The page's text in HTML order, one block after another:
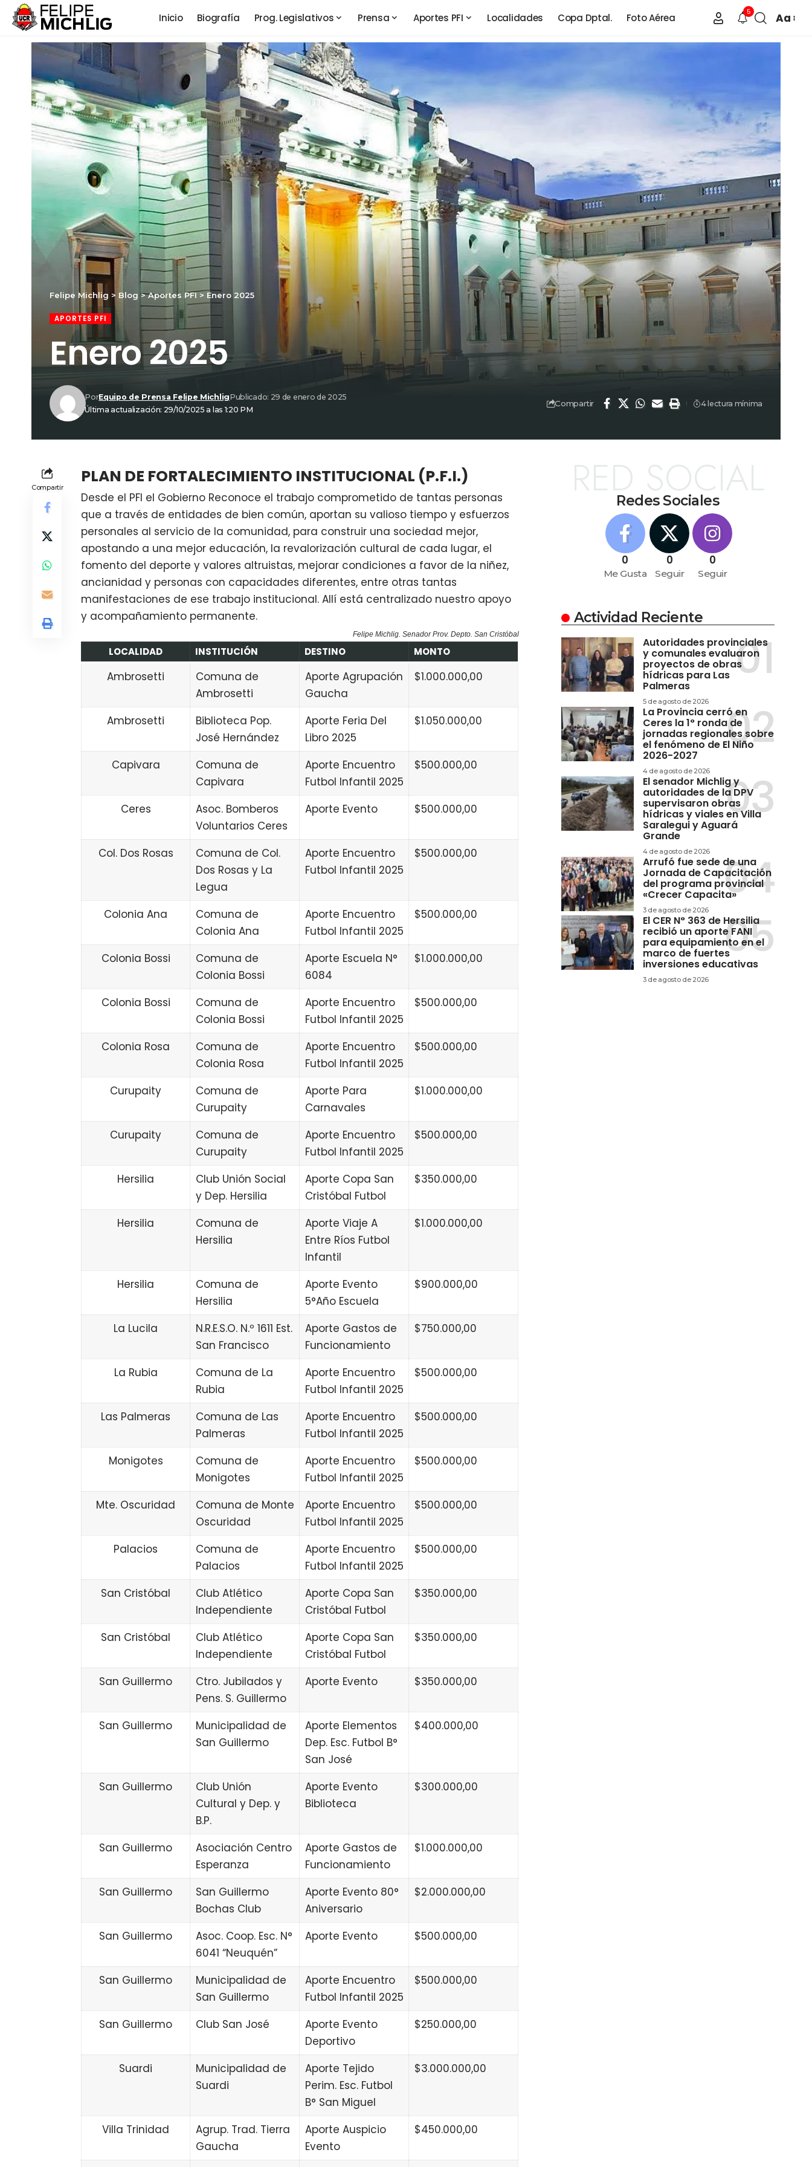
Inicio Biografía Prog. Legislativos Prensa Aportes PFI Localidades Copa Dptal. Foto Aérea
5 Aa
Felipe Michlig >Blog >Aportes PFI> Enero 2025
APORTES PFI
Enero 2025
Última actualización: 29/10/2025 a las 1:20 PM
PorEquipo de Prensa Felipe MichligPublicado: 29 de enero de 2025
Compartir 4 lectura mínima
Compartir
PLAN DE FORTALECIMIENTO INSTITUCIONAL (P.F.I.)
Desde el PFI el Gobierno Reconoce el trabajo comprometido de tantas personas
que a través de entidades de bien común, aportan su valioso tiempo y esfuerzos
personales al servicio de la comunidad, para construir una sociedad mejor,
apostando a una mejor educación, la revalorización cultural de cada lugar, el
fomento del deporte y valores altruistas, mejorar condiciones a favor de la niñez,
ancianidad y personas con capacidades diferentes, entre otras tantas
manifestaciones de ese trabajo institucional. Allí está centralizado nuestro apoyo
y acompañamiento permanente.
Felipe Michlig. Senador Prov. Depto. San Cristóbal
LOCALIDAD INSTITUCIÓN DESTINO MONTO
Ambrosetti
Comuna de
Ambrosetti
Aporte Agrupación
Gaucha
$1.000.000,00
Ambrosetti
Biblioteca Pop.
José Hernández
Aporte Feria Del
Libro 2025
$1.050.000,00
Capivara
Comuna de
Capivara
Aporte Encuentro
Futbol Infantil 2025
$500.000,00
Ceres
Asoc. Bomberos
Voluntarios Ceres
Aporte Evento $500.000,00
Col. Dos Rosas
Comuna de Col.
Dos Rosas y La
Legua
Aporte Encuentro
Futbol Infantil 2025
$500.000,00
Colonia Ana
Comuna de
Colonia Ana
Aporte Encuentro
Futbol Infantil 2025
$500.000,00
Colonia Bossi
Comuna de
Colonia Bossi
Aporte Escuela N°
6084
$1.000.000,00
Colonia Bossi
Comuna de
Colonia Bossi
Aporte Encuentro
Futbol Infantil 2025
$500.000,00
Colonia Rosa
Comuna de
Colonia Rosa
Aporte Encuentro
Futbol Infantil 2025
$500.000,00
Curupaity
Comuna de
Curupaity
Aporte Para
Carnavales
$1.000.000,00
Curupaity
Comuna de
Curupaity
Aporte Encuentro
Futbol Infantil 2025
$500.000,00
Hersilia
Club Unión Social
y Dep. Hersilia
Aporte Copa San
Cristóbal Futbol
$350.000,00
Hersilia
Comuna de
Hersilia
Aporte Viaje A
Entre Ríos Futbol
Infantil
$1.000.000,00
Hersilia
Comuna de
Hersilia
Aporte Evento
5°Año Escuela
$900.000,00
La Lucila
N.R.E.S.O. N.º 1611 Est.
San Francisco
Aporte Gastos de
Funcionamiento
$750.000,00
La Rubia
Comuna de La
Rubia
Aporte Encuentro
Futbol Infantil 2025
$500.000,00
Las Palmeras
Comuna de Las
Palmeras
Aporte Encuentro
Futbol Infantil 2025
$500.000,00
Monigotes
Comuna de
Monigotes
Aporte Encuentro
Futbol Infantil 2025
$500.000,00
Mte. Oscuridad
Comuna de Monte
Oscuridad
Aporte Encuentro
Futbol Infantil 2025
$500.000,00
Palacios
Comuna de
Palacios
Aporte Encuentro
Futbol Infantil 2025
$500.000,00
San Cristóbal
Club Atlético
Independiente
Aporte Copa San
Cristóbal Futbol
$350.000,00
San Cristóbal
Club Atlético
Independiente
Aporte Copa San
Cristóbal Futbol
$350.000,00
San Guillermo
Ctro. Jubilados y
Pens. S. Guillermo
Aporte Evento $350.000,00
San Guillermo
Municipalidad de
San Guillermo
Aporte Elementos
Dep. Esc. Futbol B°
San José
$400.000,00
San Guillermo
Club Unión
Cultural y Dep. y
B.P.
Aporte Evento
Biblioteca
$300.000,00
San Guillermo
Asociación Centro
Esperanza
Aporte Gastos de
Funcionamiento
$1.000.000,00
San Guillermo
San Guillermo
Bochas Club
Aporte Evento 80°
Aniversario
$2.000.000,00
San Guillermo
Asoc. Coop. Esc. N°
6041 “Neuquén”
Aporte Evento $500.000,00
San Guillermo
Municipalidad de
San Guillermo
Aporte Encuentro
Futbol Infantil 2025
$500.000,00
San Guillermo Club San José
Aporte Evento
Deportivo
$250.000,00
Suardi
Municipalidad de
Suardi
Aporte Tejido
Perim. Esc. Futbol
B° San Miguel
$3.000.000,00
Villa Trinidad
Agrup. Trad. Tierra
Gaucha
Aporte Auspicio
Evento
$450.000,00
Redes Sociales
RED SOCIAL
0
Me Gusta
0
Seguir
0
Seguir
Actividad Reciente
Autoridades provinciales
y comunales evaluaron
proyectos de obras
hídricas para Las
Palmeras
5 de agosto de 2026
La Provincia cerró en
Ceres la 1° ronda de
jornadas regionales sobre
el fenómeno de El Niño
2026-2027
4 de agosto de 2026
El senador Michlig y
autoridades de la DPV
supervisaron obras
hídricas y viales en Villa
Saralegui y Aguará
Grande
4 de agosto de 2026
Arrufó fue sede de una
Jornada de Capacitación
del programa provincial
«Crecer Capacita»
3 de agosto de 2026
El CER N° 363 de Hersilia
recibió un aporte FANI
para equipamiento en el
marco de fuertes
inversiones educativas
3 de agosto de 2026